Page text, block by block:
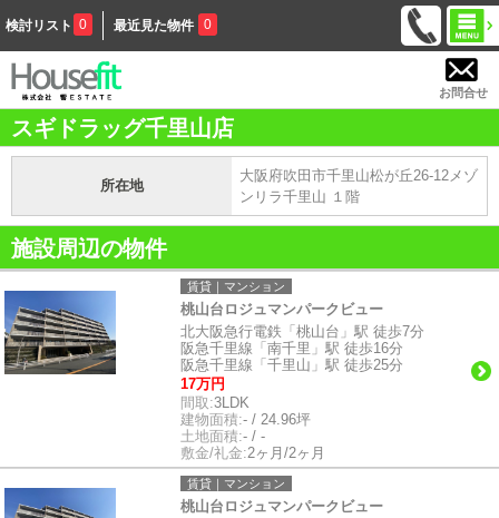
検討リスト 0 最近見た物件 0
お問合せ
スギドラッグ千里山店
所在地
大阪府吹田市千里山松が丘26-12メゾ
ンリラ千里山 １階
施設周辺の物件
賃貸｜マンション
桃山台ロジュマンパークビュー
北大阪急行電鉄「桃山台」駅 徒歩7分
阪急千里線「南千里」駅 徒歩16分
阪急千里線「千里山」駅 徒歩25分
17万円
間取:3LDK
建物面積:- / 24.96坪
土地面積:- / -
敷金/礼金:2ヶ月/2ヶ月
賃貸｜マンション
桃山台ロジュマンパークビュー